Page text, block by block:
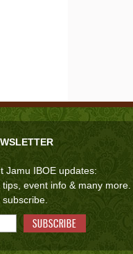
Jamu IBOE updates:
event info & many more.